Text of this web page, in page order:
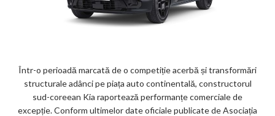
Într-o perioadă marcată de o competiție acerbă și transformări
structurale adânci pe piața auto continentală, constructorul
sud-coreean Kia raportează performanțe comerciale de
excepție. Conform ultimelor date oficiale publicate de Asociația